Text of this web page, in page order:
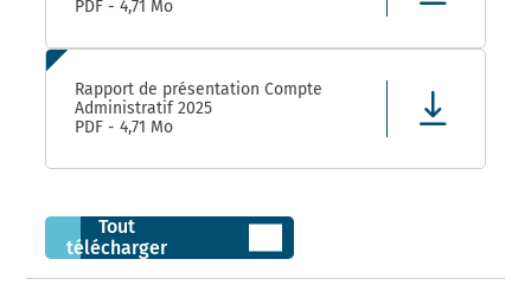
PDF - 4,71 Mo
Rapport de présentation Compte
Administratif 2025
PDF - 4,71 Mo
Tout
télécharger